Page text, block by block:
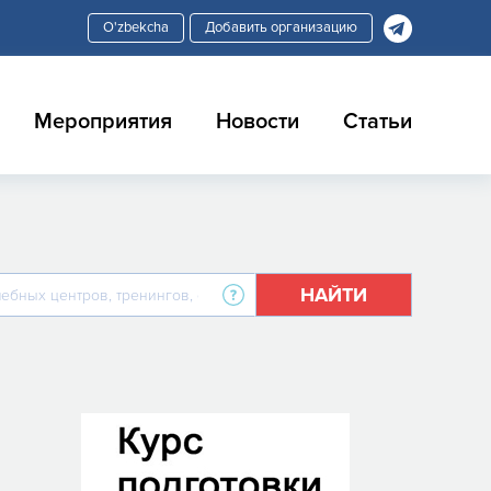
Добавить организацию
Мероприятия Новости Статьи
НАЙТИ